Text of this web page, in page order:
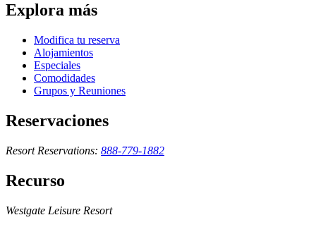
Explora más
Modifica tu reserva
Alojamientos
Especiales
Comodidades
Grupos y Reuniones
Reservaciones
Resort Reservations: 888-779-1882
Recurso
Westgate Leisure Resort